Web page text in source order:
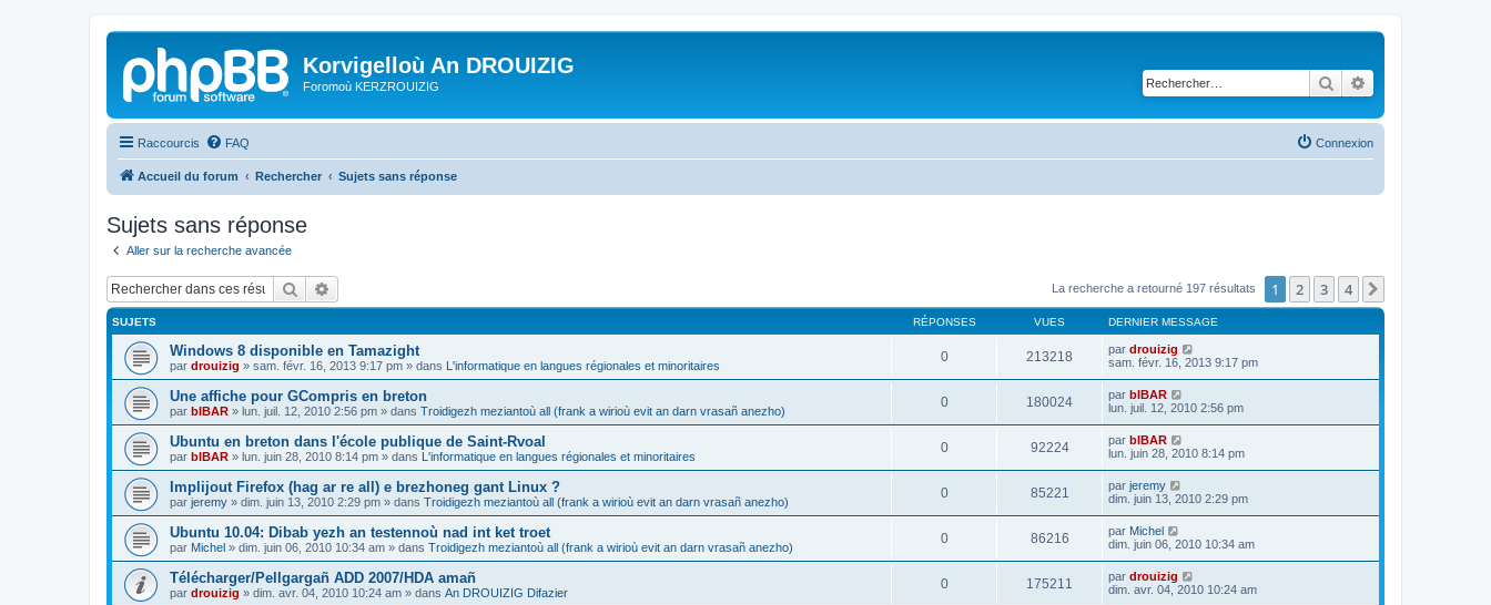
Korvigelloù An DROUIZIG
Foromoù KERZROUIZIG Rechercher
Raccourcis FAQ Connexion
Accueil du forum Rechercher Sujets sans réponse
Sujets sans réponse
Aller sur la recherche avancée
Rechercher La recherche a retourné 197 résultats 1 2 3 4
SUJETS RÉPONSES VUES DERNIER MESSAGE
Windows 8 disponible en Tamazight
par drouizig » sam. févr. 16, 2013 9:17 pm » dans L'informatique en langues régionales et minoritaires
0 213218 par drouizig
sam. févr. 16, 2013 9:17 pm
Une affiche pour GCompris en breton
par bIBAR » lun. juil. 12, 2010 2:56 pm » dans Troidigezh meziantoù all (frank a wirioù evit an darn vrasañ anezho)
0 180024 par bIBAR
lun. juil. 12, 2010 2:56 pm
Ubuntu en breton dans l'école publique de Saint-Rvoal
par bIBAR » lun. juin 28, 2010 8:14 pm » dans L'informatique en langues régionales et minoritaires
0 92224 par bIBAR
lun. juin 28, 2010 8:14 pm
Implijout Firefox (hag ar re all) e brezhoneg gant Linux ?
par jeremy » dim. juin 13, 2010 2:29 pm » dans Troidigezh meziantoù all (frank a wirioù evit an darn vrasañ anezho)
0 85221 par jeremy
dim. juin 13, 2010 2:29 pm
Ubuntu 10.04: Dibab yezh an testennoù nad int ket troet
par Michel » dim. juin 06, 2010 10:34 am » dans Troidigezh meziantoù all (frank a wirioù evit an darn vrasañ anezho)
0 86216 par Michel
dim. juin 06, 2010 10:34 am
Télécharger/Pellgargañ ADD 2007/HDA amañ
par drouizig » dim. avr. 04, 2010 10:24 am » dans An DROUIZIG Difazier
0 175211 par drouizig
dim. avr. 04, 2010 10:24 am